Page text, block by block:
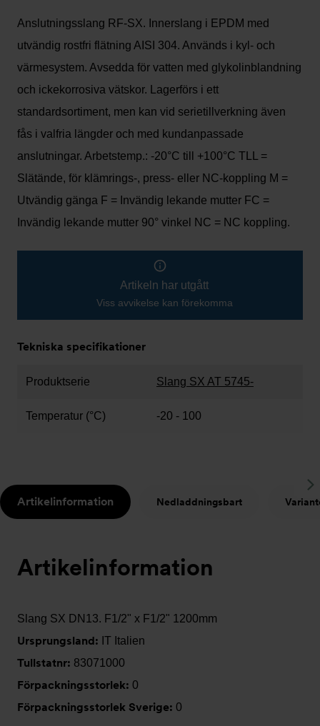
Anslutningsslang RF-SX. Innerslang i EPDM med
utvändig rostfri flätning AISI 304. Används i kyl- och
värmesystem. Avsedda för vatten med glykolinblandning
och ickekorrosiva vätskor. Lagerförs i ett
standardsortiment, men kan vid serietillverkning även
fås i valfria längder och med kundanpassade
anslutningar. Arbetstemp.: -20°C till +100°C TLL =
Slätände, för klämrings-, press- eller NC-koppling M =
Utvändig gänga F = Invändig lekande mutter FC =
Invändig lekande mutter 90° vinkel NC = NC koppling.
Artikeln har utgått
Viss avvikelse kan förekomma
Tekniska specifikationer
Produktserie Slang SX AT 5745-
Temperatur (°C) -20 - 100
Artikelinformation Nedladdningsbart
Artikelinformation
Slang SX DN13. F1/2" x F1/2" 1200mm
Ursprungsland: IT Italien
Tullstatnr: 83071000
Förpackningsstorlek: 0
Förpackningsstorlek Sverige: 0